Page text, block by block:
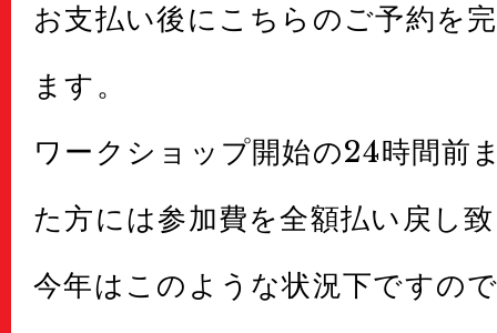
お支払い後にこちらのご予約を
ます。
ワークショップ開始の24時間前
た方には参加費を全額払い戻し
今年はこのような状況下ですの